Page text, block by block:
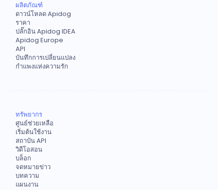
ผลิตภัณฑ์
ดาวน์โหลด Apidog
ราคา
ปลั๊กอิน Apidog IDEA
Apidog Europe
API
บันทึกการเปลี่ยนแปลง
กำแพงแห่งความรัก
ทรัพยากร
ศูนย์ช่วยเหลือ
เริ่มต้นใช้งาน
สถาบัน API
วิดีโอสอน
บล็อก
จดหมายข่าว
บทความ
แผนงาน